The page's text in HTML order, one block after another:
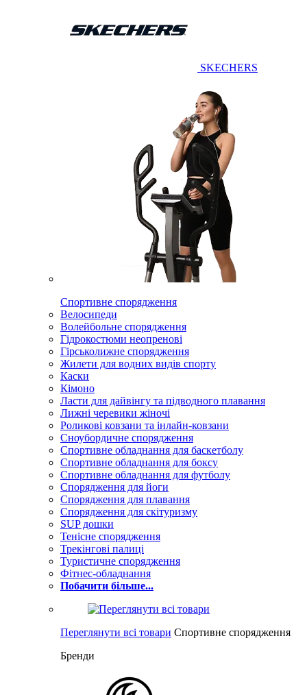
SKECHERS
Спортивне спорядження
Велосипеди
Волейбольне спорядження
Гідрокостюми неопренові
Гірськолижне спорядження
Жилети для водних видів спорту
Каски
Кімоно
Ласти для дайвінгу та підводного плавання
Лижні черевики жіночі
Роликові ковзани та інлайн-ковзани
Сноубордичне спорядження
Спортивне обладнання для баскетболу
Спортивне обладнання для боксу
Спортивне обладнання для футболу
Спорядження для йоги
Спорядження для плавання
Спорядження для скітуризму
SUP дошки
Тенісне спорядження
Трекінгові палиці
Туристичне спорядження
Фітнес-обладнання
Побачити більше...
Переглянути всі товари Спортивне спорядження
Бренди